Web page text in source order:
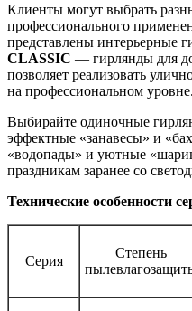
Клиенты могут выбрать
профессионального
представлены интерьерные
CLASSIC — гирлянды для
позволяет реализовать
на профессиональном уровне.
Выбирайте одиночные
эффектные «занавесы» и
«водопады» и уютные
праздникам заранее со
Технические особенности
Серия
Степень